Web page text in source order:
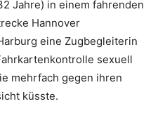
Jahre) in einem fahrenden
Hannover
eine Zugbegleiterin
sexuell
mehrfach gegen ihren
küsste.